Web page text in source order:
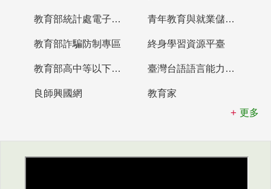
教育部統計處電子書櫃 青年教育與就業儲蓄帳戶
教育部詐騙防制專區 終身學習資源平臺
教育部高中等以下學校及幼兒園教師資格檢定考試 臺灣台語語言能力認證網站
良師興國網
教育家
更多